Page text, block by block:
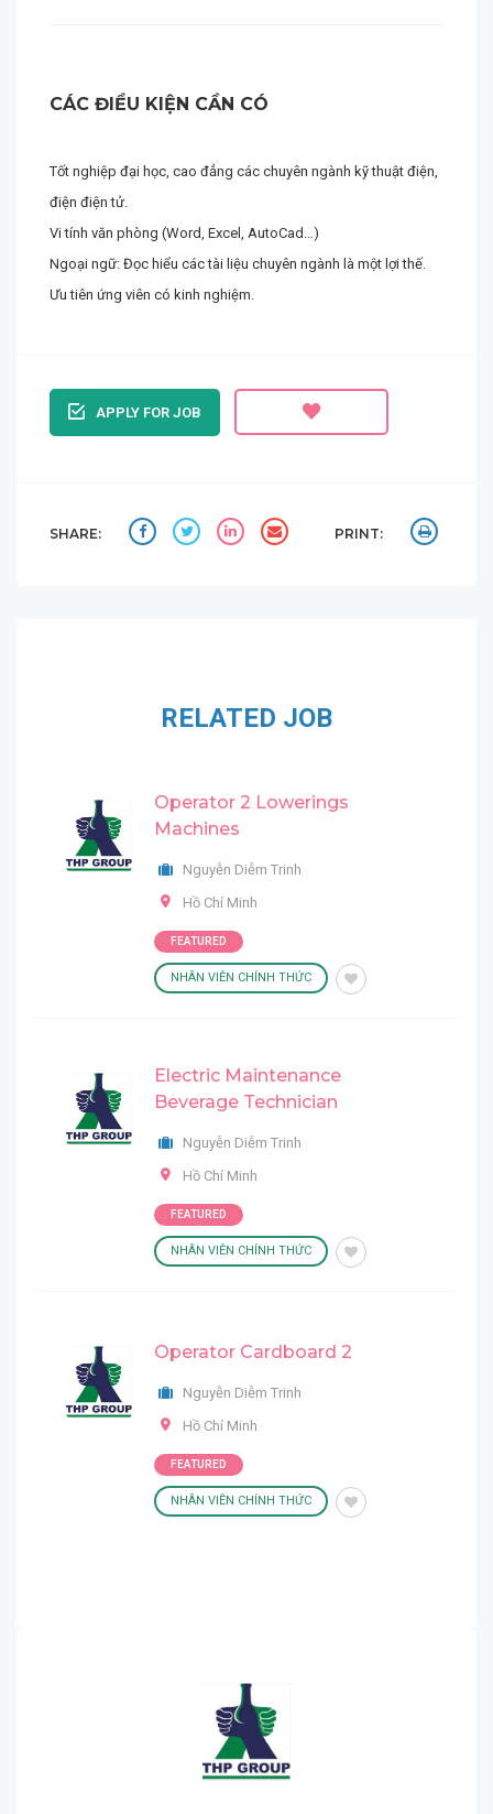
CÁC ĐIỀU KIỆN CẦN CÓ
Tốt nghiệp đại học, cao đẳng các chuyên ngành kỹ thuật điện,
điện điện tử.
Vi tính văn phòng (Word, Excel, AutoCad…)
Ngoại ngữ: Đọc hiểu các tài liệu chuyên ngành là một lợi thế.
Ưu tiên ứng viên có kinh nghiệm.
APPLY FOR JOB
SHARE: PRINT:
RELATED JOB
Operator 2 Lowerings
Machines
Nguyễn Diễm Trinh
Hồ Chí Minh
FEATURED
NHÂN VIÊN CHÍNH THỨC
Electric Maintenance
Beverage Technician
Nguyễn Diễm Trinh
Hồ Chí Minh
FEATURED
NHÂN VIÊN CHÍNH THỨC
Operator Cardboard 2
Nguyễn Diễm Trinh
Hồ Chí Minh
FEATURED
NHÂN VIÊN CHÍNH THỨC